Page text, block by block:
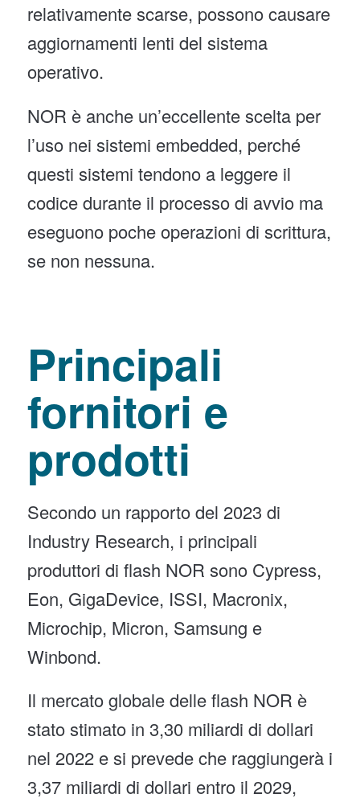
relativamente scarse, possono causare
aggiornamenti lenti del sistema
operativo.
NOR è anche un’eccellente scelta per
l’uso nei sistemi embedded, perché
questi sistemi tendono a leggere il
codice durante il processo di avvio ma
eseguono poche operazioni di scrittura,
se non nessuna.
Principali
fornitori e
prodotti
Secondo un rapporto del 2023 di
Industry Research, i principali
produttori di flash NOR sono Cypress,
Eon, GigaDevice, ISSI, Macronix,
Microchip, Micron, Samsung e
Winbond.
Il mercato globale delle flash NOR è
stato stimato in 3,30 miliardi di dollari
nel 2022 e si prevede che raggiungerà i
3,37 miliardi di dollari entro il 2029,